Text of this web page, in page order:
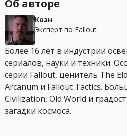
Об авторе
Коэн
Эксперт по Fallout
Более 16 лет в индустрии
сериалов, науки и техники.
серии Fallout, ценитель The
Arcanum и Fallout Tactics.
Civilization, Old World и
загадки космоса.